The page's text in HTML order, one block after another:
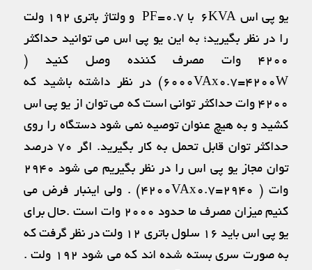
یو پی اس ۶KVA با PF=0.7 و ولتاژ باتری ۱۹۲ ولت
را در نظر بگیرید؛ به این یو پی اس می توانید حداکثر
۴۲۰۰ وات مصرف کننده وصل کنید (
۶۰۰۰VAx0.7=4200W) در نظر داشته باشید که
۴۲۰۰ وات حداکثر توانی است که می توان از یو پی اس
کشید و به هیچ عنوان توصیه نمی شود دستگاه را روی
حداکثر توان قابل تحمل به کار بگیرید. اگر ۷۰ درصد
توان مجاز یو پی اس را در نظر بگیریم می شود ۲۹۴۰
وات ( ۴۲۰۰VAx0.7=2940) . ولی اینبار فرض می
کنیم میزان مصرف ما حدود ۲۰۰۰ وات است .حال برای
یو پی اس باید ۱۶ سلول باتری ۱۲ ولت در نظر گرفت که
به صورت سری بسته شده اند که می شود ۱۹۲ ولت .